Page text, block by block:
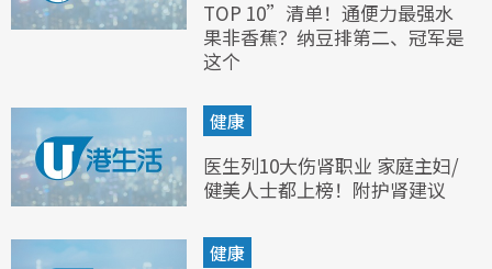
TOP 10”清单！通便力最强水
果非香蕉？纳豆排第二、冠军是
这个
健康
医生列10大伤肾职业 家庭主妇/
健美人士都上榜！附护肾建议
健康